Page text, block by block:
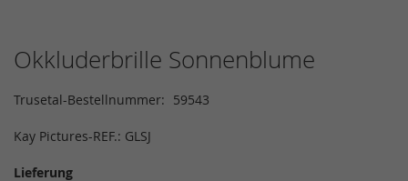
Zum
Anfang
Bildergalerie
Okkluderbrille Sonnenblume
Trusetal-Bestellnummer 59543
Kay Pictures-REF.: GLSJ
Lieferung